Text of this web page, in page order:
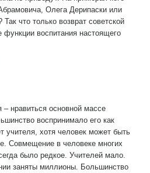
Олега Дерипаски или
что только возврат советской
функции воспитания настоящего
– нравиться основной массе
воспринимало его как
учителя, хотя человек может быть
Совмещение в человеке многих
было редкое. Учителей мало.
заняты миллионы. Большинство